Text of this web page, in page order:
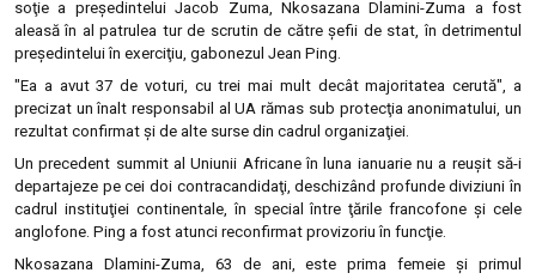
soţie a preşedintelui Jacob Zuma, Nkosazana Dlamini-Zuma a fost
aleasă în al patrulea tur de scrutin de către şefii de stat, în detrimentul
preşedintelui în exerciţiu, gabonezul Jean Ping.
"Ea a avut 37 de voturi, cu trei mai mult decât majoritatea cerută", a
precizat un înalt responsabil al UA rămas sub protecţia anonimatului, un
rezultat confirmat şi de alte surse din cadrul organizaţiei.
Un precedent summit al Uniunii Africane în luna ianuarie nu a reuşit să-i
departajeze pe cei doi contracandidaţi, deschizând profunde diviziuni în
cadrul instituţiei continentale, în special între ţările francofone şi cele
anglofone. Ping a fost atunci reconfirmat provizoriu în funcţie.
Nkosazana Dlamini-Zuma, 63 de ani, este prima femeie şi primul